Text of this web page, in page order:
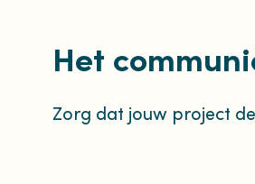
Het
Zorg dat jouw project